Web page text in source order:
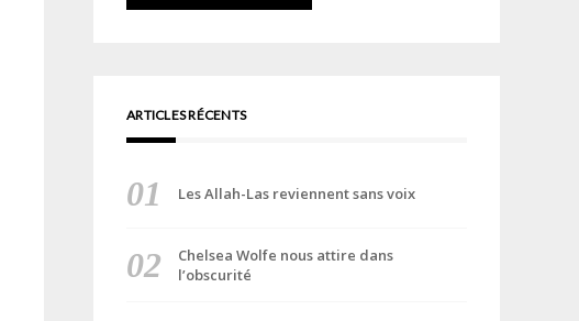
ARTICLES RÉCENTS
Les Allah-Las reviennent sans voix
Chelsea Wolfe nous attire dans
l’obscurité